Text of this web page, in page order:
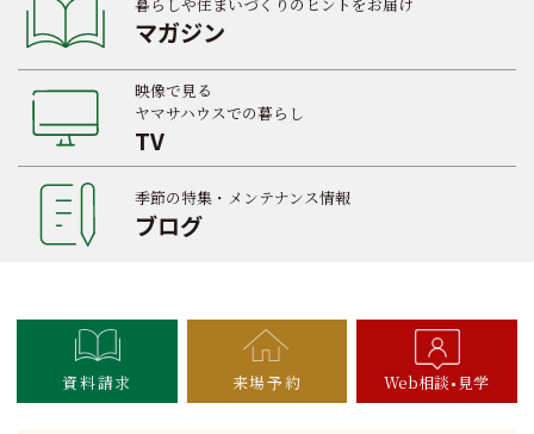
マガジン
映像で見る
ヤマサハウスでの暮らし
TV
季節の特集・メンテナンス情報
ブログ
資料請求 来場予約 Web相談 見学